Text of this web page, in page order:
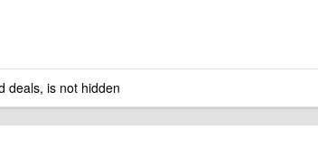
deals, is not hidden